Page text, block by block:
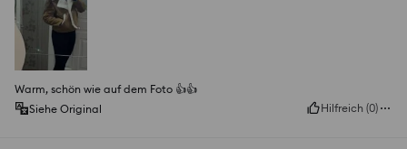
Warm, schön wie auf dem Foto 👍️👍️
Siehe Original
Hilfreich (0)